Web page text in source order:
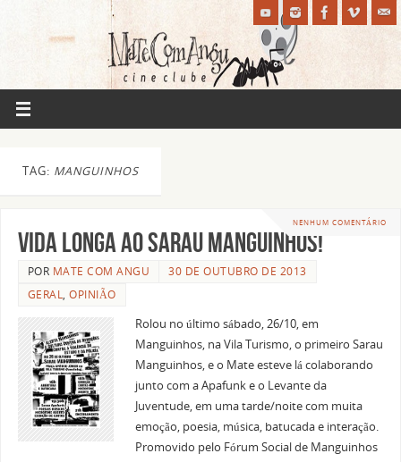
TAG: MANGUINHOS
NENHUM COMENTÁRIO
Vida longa ao Sarau Manguinhos!
POR MATE COM ANGU
30 DE OUTUBRO DE 2013
GERAL,OPINIÃO
Rolou no último sábado, 26/10, em
Manguinhos, na Vila Turismo, o primeiro Sarau
Manguinhos, e o Mate esteve lá colaborando
junto com a Apafunk e o Levante da
Juventude, em uma tarde/noite com muita
emoção, poesia, música, batucada e interação.
Promovido pelo Fórum Social de Manguinhos